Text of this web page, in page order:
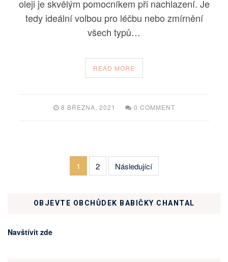
oleji je skvělým pomocníkem při nachlazení. Je
tedy ideální volbou pro léčbu nebo zmírnění
všech typů…
READ MORE
8 BŘEZNA, 2021 0 COMMENT
1 2 Následující
OBJEVTE OBCHŮDEK BABIČKY CHANTAL
Navštívit zde